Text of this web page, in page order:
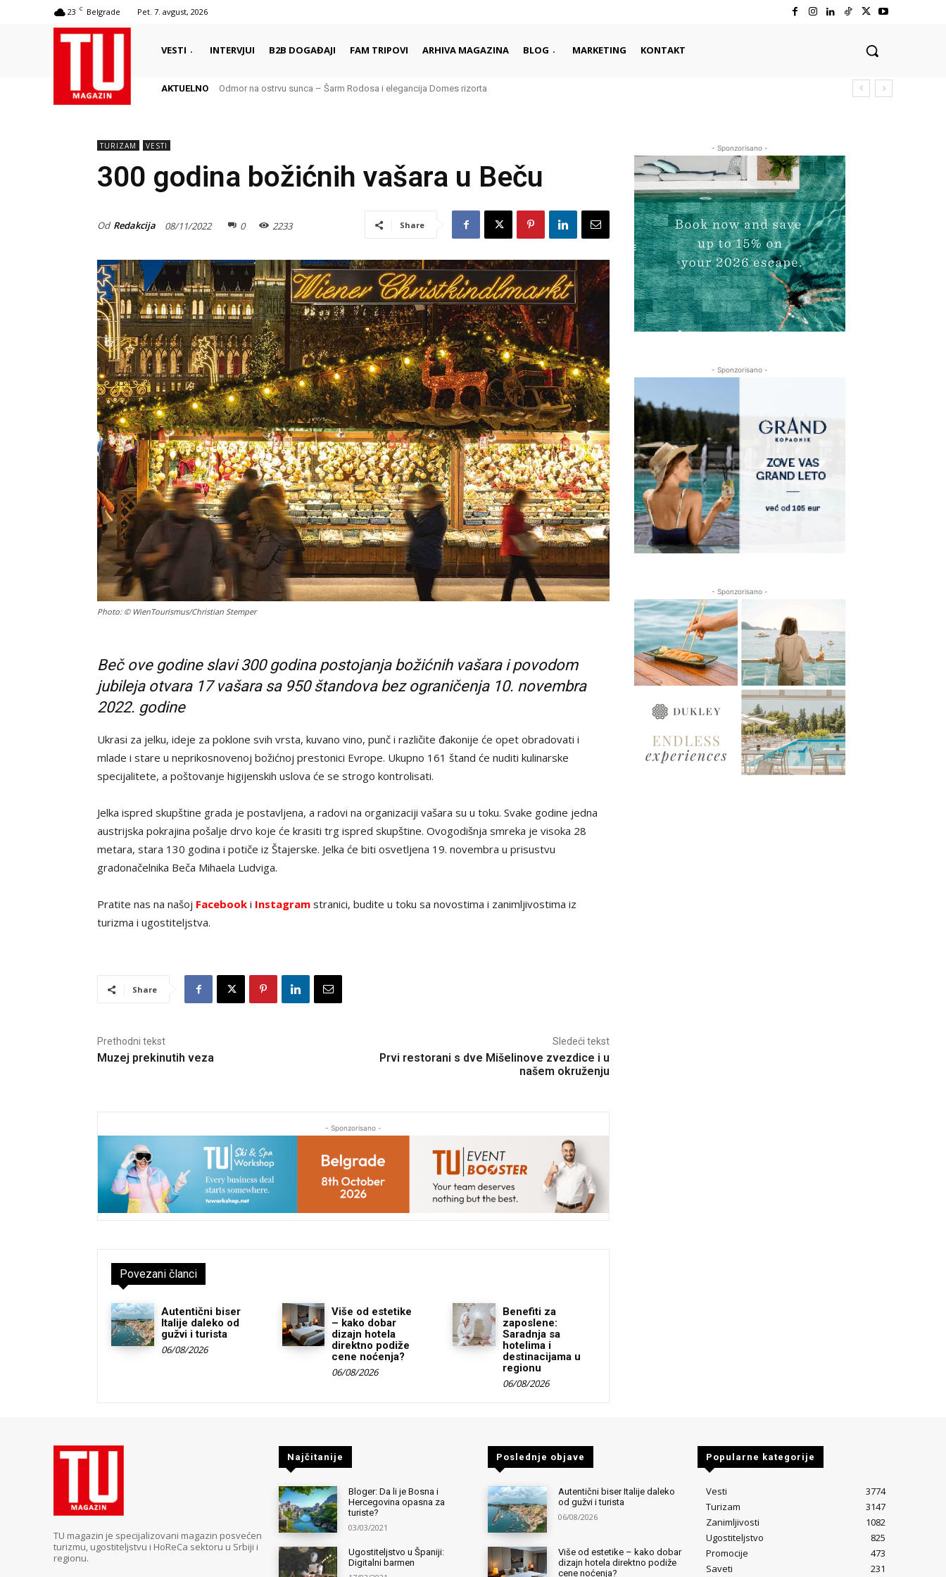
23 C Belgrade Pet. 7. avgust, 2026
VESTI INTERVJUI B2B DOGAĐAJI FAM TRIPOVI ARHIVA MAGAZINA BLOG MARKETING KONTAKT
AKTUELNO Odmor na ostrvu sunca – Šarm Rodosa i elegancija Domes rizorta
TURIZAM VESTI
300 godina božićnih vašara u Beču
Od Redakcija 08/11/2022 0 2233 Share
Photo: © WienTourismus/Christian Stemper
Beč ove godine slavi 300 godina postojanja božićnih vašara i povodom
jubileja otvara 17 vašara sa 950 štandova bez ograničenja 10. novembra
2022. godine
Ukrasi za jelku, ideje za poklone svih vrsta, kuvano vino, punč i različite đakonije će opet obradovati i
mlade i stare u neprikosnovenoj božićnoj prestonici Evrope. Ukupno 161 štand će nuditi kulinarske
specijalitete, a poštovanje higijenskih uslova će se strogo kontrolisati.
Jelka ispred skupštine grada je postavljena, a radovi na organizaciji vašara su u toku. Svake godine jedna
austrijska pokrajina pošalje drvo koje će krasiti trg ispred skupštine. Ovogodišnja smreka je visoka 28
metara, stara 130 godina i potiče iz Štajerske. Jelka će biti osvetljena 19. novembra u prisustvu
gradonačelnika Beča Mihaela Ludviga.
Pratite nas na našoj Facebook i Instagram stranici, budite u toku sa novostima i zanimljivostima iz
turizma i ugostiteljstva.
Share
Prethodni tekst
Muzej prekinutih veza
Sledeći tekst
Prvi restorani s dve Mišelinove zvezdice i u
našem okruženju
- Sponzorisano -
Povezani članci
Autentični biser
Italije daleko od
gužvi i turista
06/08/2026
Više od estetike
– kako dobar
dizajn hotela
direktno podiže
cene noćenja?
06/08/2026
Benefiti za
zaposlene:
Saradnja sa
hotelima i
destinacijama u
regionu
06/08/2026
- Sponzorisano -
- Sponzorisano -
- Sponzorisano -
TU magazin je specijalizovani magazin posvećen
turizmu, ugostiteljstvu i HoReCa sektoru u Srbiji i
regionu.
Najčitanije
Bloger: Da li je Bosna i
Hercegovina opasna za
turiste?
03/03/2021
Ugostiteljstvo u Španiji:
Digitalni barmen
Poslednje objave
Autentični biser Italije daleko
od gužvi i turista
06/08/2026
Više od estetike – kako dobar
dizajn hotela direktno podiže
cene noćenja?
Popularne kategorije
Vesti
3774
Turizam
3147
Zanimljivosti
1082
Ugostiteljstvo
825
Promocije
473
Saveti
231